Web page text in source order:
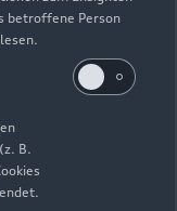
betroffene Person
B.